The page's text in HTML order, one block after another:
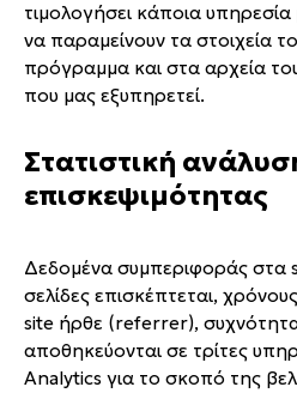
τιμολογήσει κάποια
να παραμείνουν τα στοιχεία
πρόγραμμα και στα αρχεία
που μας εξυπηρετεί.
Στατιστική
επισκεψιμότητας
Δεδομένα συμπεριφοράς στα
σελίδες επισκέπτεται,
site ήρθε (referrer),
αποθηκεύονται σε τρίτες
Analytics για το σκοπό της